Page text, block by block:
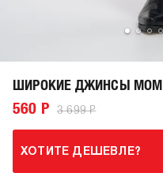
ШИРОКИЕ ДЖИНСЫ MOM
560 Р 3 699 Р
ХОТИТЕ ДЕШЕВЛЕ?